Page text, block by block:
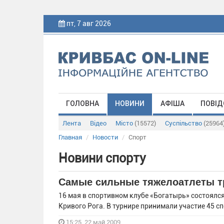
пт, 7 авг 2026
ГОЛОВНА НОВИНИ АФІША
Лента Відео Місто (15572) Суспільство
Главная
Новости Спорт
Новини спорту
Самые сильные тяжелоатлеты
16 мая в спортивном клубе «Богатырь»
Кривого Рога. В турнире принимали участие 45
15:25, 22 май 2009